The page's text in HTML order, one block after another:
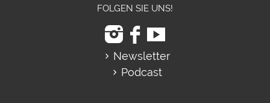
FOLGEN SIE UNS!
Newsletter
Podcast